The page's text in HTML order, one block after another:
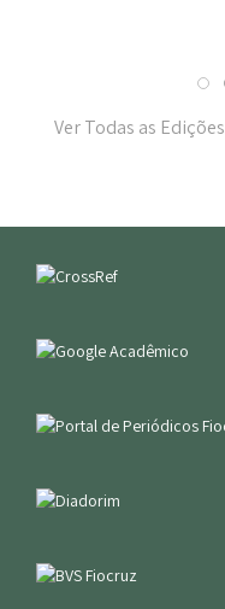
Ver Todas as Edições